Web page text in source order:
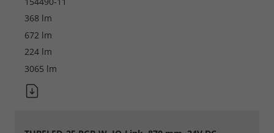
368 lm
672 lm
224 lm
3065 lm